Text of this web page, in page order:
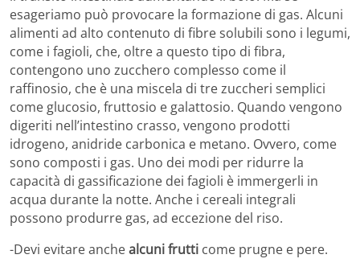
esageriamo può provocare la formazione di gas. Alcuni
alimenti ad alto contenuto di fibre solubili sono i legumi,
come i fagioli, che, oltre a questo tipo di fibra,
contengono uno zucchero complesso come il
raffinosio, che è una miscela di tre zuccheri semplici
come glucosio, fruttosio e galattosio. Quando vengono
digeriti nell’intestino crasso, vengono prodotti
idrogeno, anidride carbonica e metano. Ovvero, come
sono composti i gas. Uno dei modi per ridurre la
capacità di gassificazione dei fagioli è immergerli in
acqua durante la notte. Anche i cereali integrali
possono produrre gas, ad eccezione del riso.
-Devi evitare anchealcuni frutti come prugne e pere.